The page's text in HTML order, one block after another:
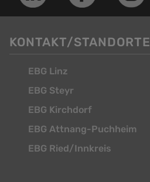
KONTAKT/STANDORTE
EBG Linz
EBG Steyr
EBG Kirchdorf
EBG Attnang-Puchheim
EBG Ried/Innkreis